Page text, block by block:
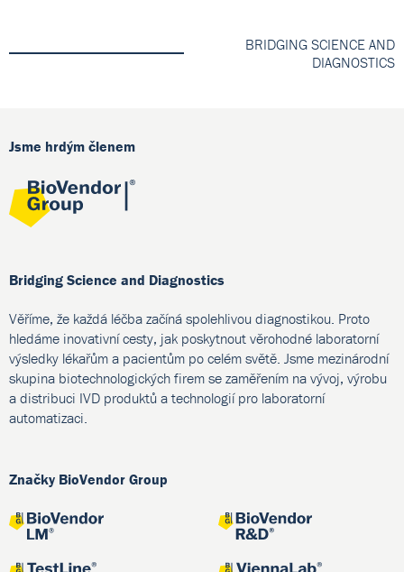
BRIDGING SCIENCE AND
DIAGNOSTICS
Jsme hrdým členem
Bridging Science and Diagnostics
Věříme, že každá léčba začíná spolehlivou diagnostikou. Proto
hledáme inovativní cesty, jak poskytnout věrohodné laboratorní
výsledky lékařům a pacientům po celém světě. Jsme mezinárodní
skupina biotechnologických firem se zaměřením na vývoj, výrobu
a distribuci IVD produktů a technologií pro laboratorní
automatizaci.
Značky BioVendor Group